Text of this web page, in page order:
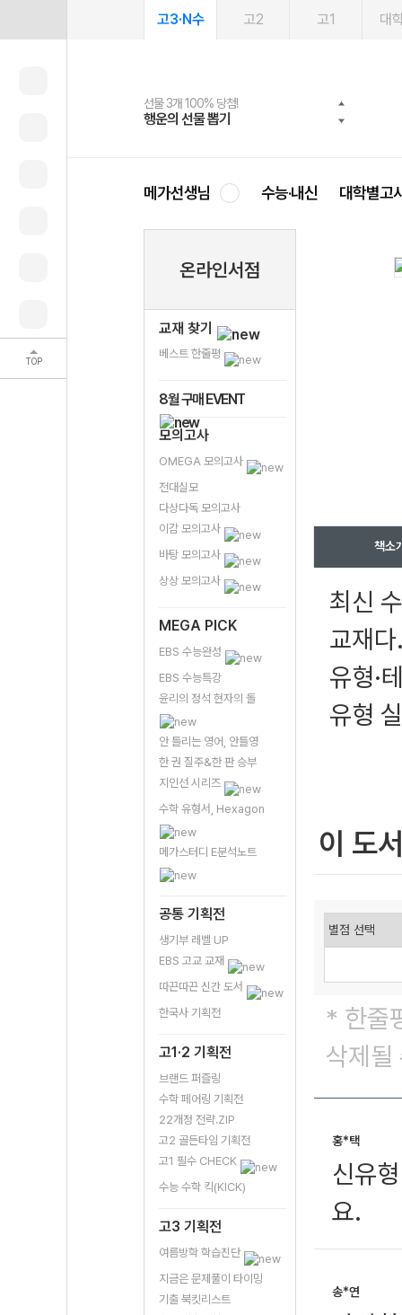
TOP
고3·N수 고2 고1 대
선물 3개 100% 당첨!
행운의 선물 뽑기
선물 100% 증정!
메가스터디 X 올리브
여름방학 스터디 캐시백
메가런 썸머스쿨
2027 러셀 단과
강사 공개선발
스마트러닝앱
설문 EVENT
메가패스
3일 무료 체험권
메가패스 수강생 무료혜택!
메가클럽 멤버십
사회공헌 캠페인
희망이룸 메가나눔
메가선생님 수능·내신 대학별고
온라인서점
교재 찾기
베스트 한줄평
8월 구매 EVENT
모의고사
OMEGA 모의고사
전대실모
다상다독 모의고사
이감 모의고사
바탕 모의고사
상상 모의고사
MEGA PICK
EBS 수능완성
EBS 수능특강
윤리의 정석 현자의 돌
안 틀리는 영어, 안틀영
한 권 질주&한 판 승부
지인선 시리즈
수학 유형서, Hexagon
메가스터디 E분석노트
공통 기획전
생기부 레벨 UP
EBS 고교 교재
따끈따끈 신간 도서
한국사 기획전
고1·2 기획전
브랜드 퍼즐링
수학 페어링 기획전
22개정 전략.ZIP
고2 골든타임 기획전
고1 필수 CHECK
수능 수학 킥(KICK)
고3 기획전
여름방학 학습진단
지금은 문제풀이 타이밍
기출 북킷리스트
책소
최신
교재
유형·
유형
이 도
* 한줄
삭제될
홍*택
신유
요.
송*연